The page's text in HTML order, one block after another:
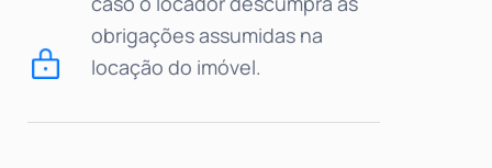
obrigações assumidas na
locação do imóvel.